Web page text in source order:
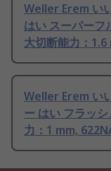
Weller Erem い
はい スーパーフ
大切断能力：1.6
Weller Erem い
ー はい フラッ
力：1 mm,